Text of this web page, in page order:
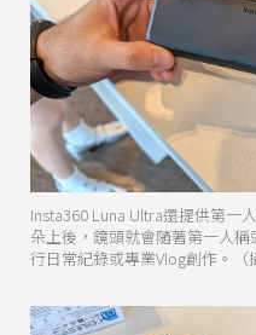
Insta360 Luna Ultra還提供第一
朵上後，鏡頭就會隨著第一人
行日常紀錄或專業Vlog創作。（